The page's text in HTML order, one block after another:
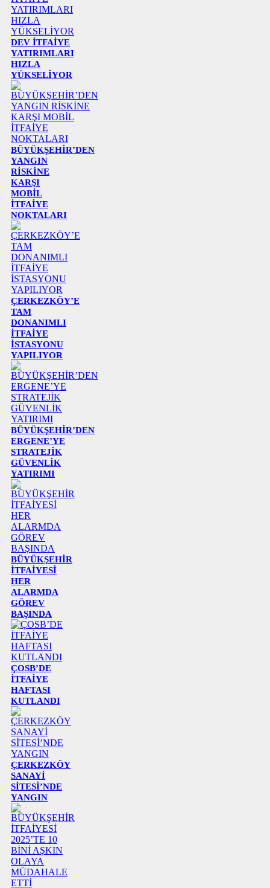
DEV İTFAİYE
YATIRIMLARI
HIZLA
YÜKSELİYOR
BÜYÜKŞEHİR’DEN
YANGIN
RİSKİNE
KARŞI
MOBİL
İTFAİYE
NOKTALARI
ÇERKEZKÖY’E
TAM
DONANIMLI
İTFAİYE
İSTASYONU
YAPILIYOR
BÜYÜKŞEHİR’DEN
ERGENE’YE
STRATEJİK
GÜVENLİK
YATIRIMI
BÜYÜKŞEHİR
İTFAİYESİ
HER
ALARMDA
GÖREV
BAŞINDA
ÇOSB’DE
İTFAİYE
HAFTASI
KUTLANDI
ÇERKEZKÖY
SANAYİ
SİTESİ’NDE
YANGIN